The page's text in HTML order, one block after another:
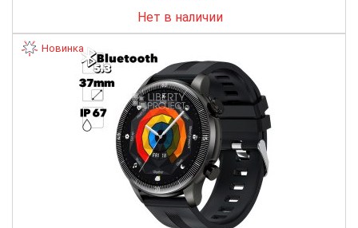
Нет в наличии
Новинка